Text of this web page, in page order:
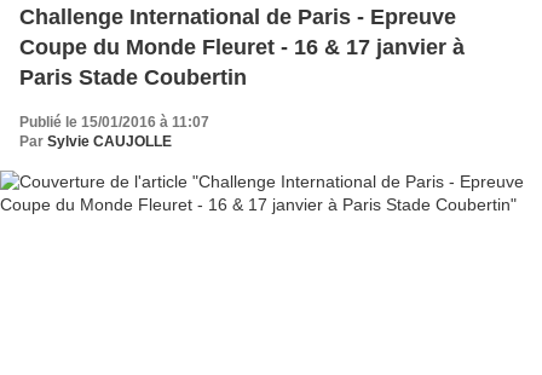
Challenge International de Paris - Epreuve
Coupe du Monde Fleuret - 16 & 17 janvier à
Paris Stade Coubertin
Publié le 15/01/2016 à 11:07
Par Sylvie CAUJOLLE